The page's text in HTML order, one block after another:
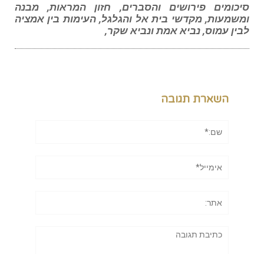
סיכומים פירושים והסברים, חזון המראות, מבנה
ומשמעות, מקדשי בית אל והגלגל, העימות בין אמציה
לבין עמוס, נביא אמת ונביא שקר,
השארת תגובה